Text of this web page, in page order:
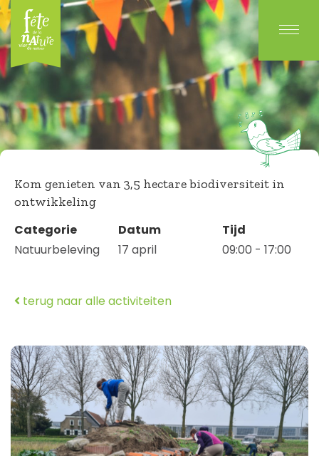
Kom genieten van 3,5 hectare biodiversiteit in
ontwikkeling
Categorie
Natuurbeleving
Datum
17 april
Tijd
09:00 - 17:00
terug naar alle activiteiten